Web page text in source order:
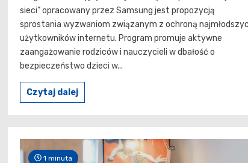
sieci” opracowany przez Samsung jest propozycją
sprostania wyzwaniom związanym z ochroną
użytkowników internetu. Program promuje aktywne
zaangażowanie rodziców i nauczycieli w dbałość o
bezpieczeństwo dzieci w...
Czytaj dalej
1 minuta